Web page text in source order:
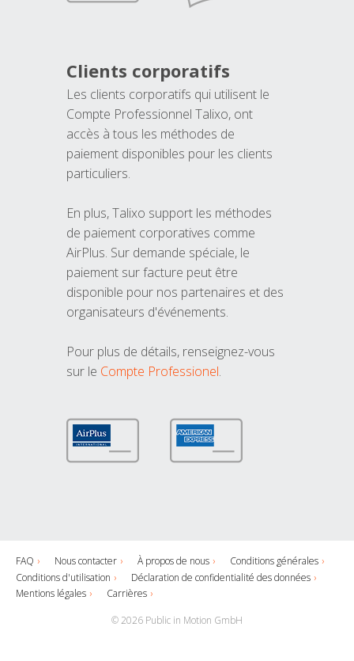
Clients corporatifs
Les clients corporatifs qui utilisent le
Compte Professionnel Talixo, ont
accès à tous les méthodes de
paiement disponibles pour les clients
particuliers.
En plus, Talixo support les méthodes
de paiement corporatives comme
AirPlus. Sur demande spéciale, le
paiement sur facture peut être
disponible pour nos partenaires et des
organisateurs d'événements.
Pour plus de détails, renseignez-vous
sur le Compte Professionel.
FAQ Nous contacter À propos de nous
Conditions générales
Conditions d'utilisation
Déclaration de confidentialité des données
Mentions légales
Carrières
© 2026 Public in Motion GmbH